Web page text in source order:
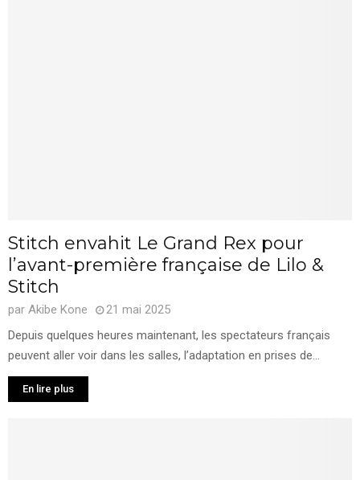
Stitch envahit Le Grand Rex pour
l’avant-première française de Lilo &
Stitch
par Akibe Kone
21 mai 2025
Depuis quelques heures maintenant, les spectateurs français
peuvent aller voir dans les salles, l’adaptation en prises de...
En lire plus